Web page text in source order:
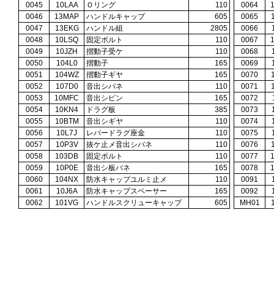
0045
10LAA Ｏリング 110 0064
0046
13MAP ハンドルキャップ 605 0065
0047
13EKG ハンドル組 2805 0066
0048
10LSQ 固定ボルト 110 0067
0049
10JZH 摺動子受ケ 110 0068
0050
104L0 摺動子 165 0069
0051
104WZ 摺動子ギヤ 165 0070
0052
107D0 音出シバネ 110 0071
0053
10MFC 音出シピン 165 0072
0054
10KN4 ドラグ板 385 0073
0055
10BTM 音出シギヤ 110 0074
0056
10L7J レバードラグ座金 110 0075
0057
10P3V 抜ケ止メ音出シバネ 110 0076
0058
103DB 固定ボルト 110 0077
0059
10P0E 音出シ板バネ 165 0078
0060
104NX 防水キャップユルミ止メ 110 0091
0061
10J6A 防水キャップスペーサー 165 0092
0062
101VG ハンドルスクリューキャップ 605 MH01